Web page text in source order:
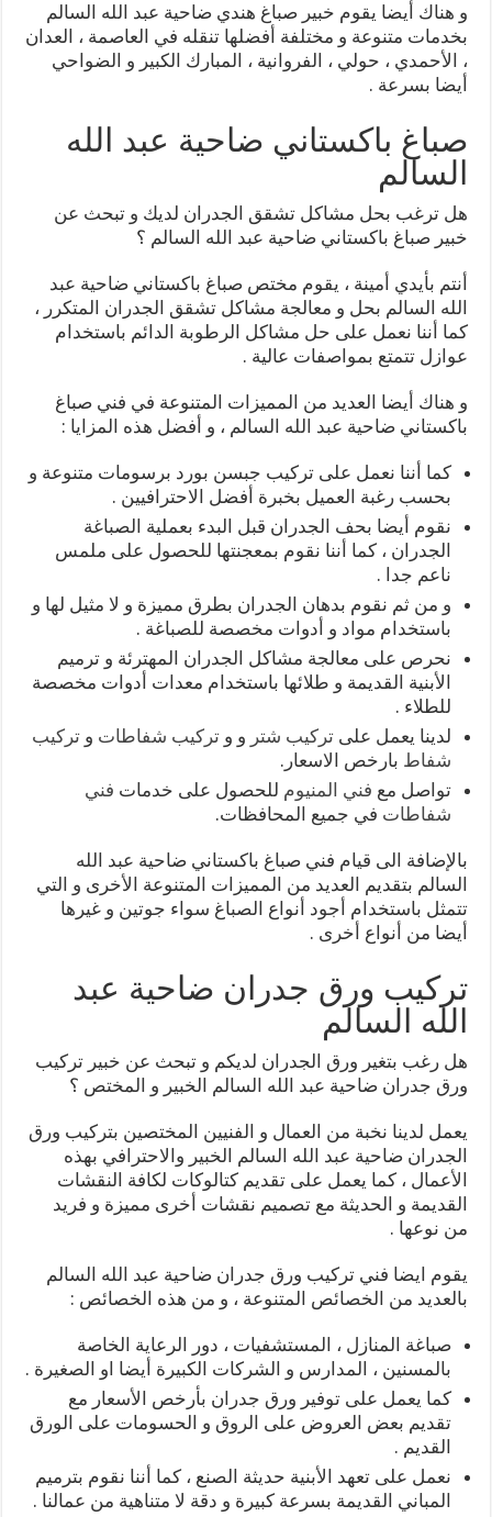
و هناك أيضا يقوم خبير صباغ هندي ضاحية عبد الله السالم
بخدمات متنوعة و مختلفة أفضلها تنقله في العاصمة ، العدان
، الأحمدي ، حولي ، الفروانية ، المبارك الكبير و الضواحي
أيضا بسرعة .
صباغ باكستاني ضاحية عبد الله
السالم
هل ترغب بحل مشاكل تشقق الجدران لديك و تبحث عن
خبير صباغ باكستاني ضاحية عبد الله السالم ؟
أنتم بأيدي أمينة ، يقوم مختص صباغ باكستاني ضاحية عبد
الله السالم بحل و معالجة مشاكل تشقق الجدران المتكرر ،
كما أننا نعمل على حل مشاكل الرطوبة الدائم باستخدام
عوازل تتمتع بمواصفات عالية .
و هناك أيضا العديد من المميزات المتنوعة في فني صباغ
باكستاني ضاحية عبد الله السالم ، و أفضل هذه المزايا :
كما أننا نعمل على تركيب جبسن بورد برسومات متنوعة و
بحسب رغبة العميل بخبرة أفضل الاحترافيين .
نقوم أيضا بحف الجدران قبل البدء بعملية الصباغة
الجدران ، كما أننا نقوم بمعجنتها للحصول على ملمس
ناعم جدا .
و من ثم نقوم بدهان الجدران بطرق مميزة و لا مثيل لها و
باستخدام مواد و أدوات مخصصة للصباغة .
نحرص على معالجة مشاكل الجدران المهترئة و ترميم
الأبنية القديمة و طلائها باستخدام معدات أدوات مخصصة
للطلاء .
لدينا يعمل علىتركيب شتر و وتركيب شفاطات وتركيب
شفاط بارخص الاسعار.
تواصل مع فني المنيوم للحصول على خدمات فني
شفاطات في جميع المحافظات.
بالإضافة الى قيام فني صباغ باكستاني ضاحية عبد الله
السالم بتقديم العديد من المميزات المتنوعة الأخرى و التي
تتمثل باستخدام أجود أنواع الصباغ سواء جوتين و غيرها
أيضا من أنواع أخرى .
تركيب ورق جدران ضاحية عبد
الله السالم
هل رغب بتغير ورق الجدران لديكم و تبحث عن خبير تركيب
ورق جدران ضاحية عبد الله السالم الخبير و المختص ؟
يعمل لدينا نخبة من العمال و الفنيين المختصين بتركيب ورق
الجدران ضاحية عبد الله السالم الخبير والاحترافي بهذه
الأعمال ، كما يعمل على تقديم كتالوكات لكافة النقشات
القديمة و الحديثة مع تصميم نقشات أخرى مميزة و فريد
من نوعها .
يقوم ايضا فني تركيب ورق جدران ضاحية عبد الله السالم
بالعديد من الخصائص المتنوعة ، و من هذه الخصائص :
صباغة المنازل ، المستشفيات ، دور الرعاية الخاصة
بالمسنين ، المدارس و الشركات الكبيرة أيضا او الصغيرة .
كما يعمل على توفير ورق جدران بأرخص الأسعار مع
تقديم بعض العروض على الروق و الحسومات على الورق
القديم .
نعمل على تعهد الأبنية حديثة الصنع ، كما أننا نقوم بترميم
المباني القديمة بسرعة كبيرة و دقة لا متناهية من عمالنا .